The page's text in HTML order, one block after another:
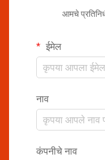
आमचे
ईमेल
नाव
कंपनीचे नाव